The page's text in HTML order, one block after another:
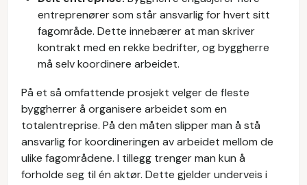
entreprenører som står ansvarlig for hvert sitt
fagområde. Dette innebærer at man skriver
kontrakt med en rekke bedrifter, og byggherre
må selv koordinere arbeidet.
På et så omfattende prosjekt velger de fleste
byggherrer å organisere arbeidet som en
totalentreprise. På den måten slipper man å stå
ansvarlig for koordineringen av arbeidet mellom de
ulike fagområdene. I tillegg trenger man kun å
forholde seg til én aktør. Dette gjelder underveis i